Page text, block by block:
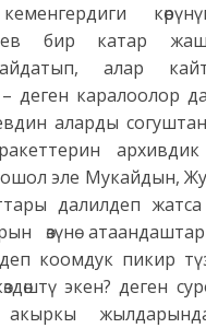
бир катар
алар
деген каралоолор
аларды
эле Мукайдын,
далилдеп
өзүнө
коомдук пикир
экен? деген
акыркы